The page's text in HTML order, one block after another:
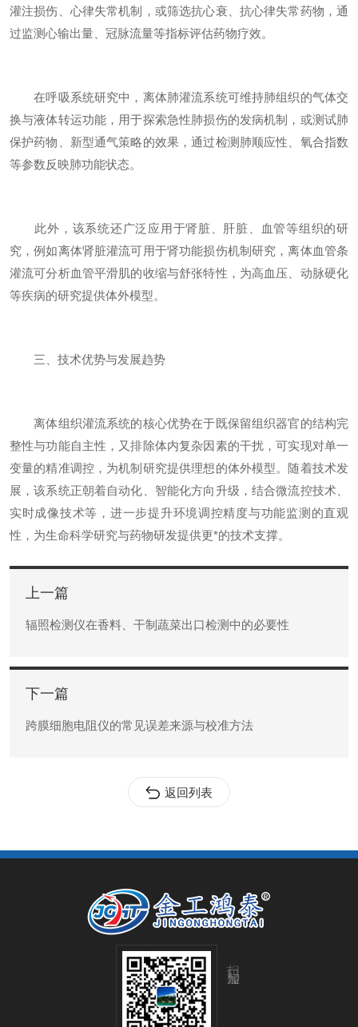
灌注损伤、心律失常机制，或筛选抗心衰、抗心律失常药物，通
过监测心输出量、冠脉流量等指标评估药物疗效。
在呼吸系统研究中，离体肺灌流系统可维持肺组织的气体交
换与液体转运功能，用于探索急性肺损伤的发病机制，或测试肺
保护药物、新型通气策略的效果，通过检测肺顺应性、氧合指数
等参数反映肺功能状态。
此外，该系统还广泛应用于肾脏、肝脏、血管等组织的研
究，例如离体肾脏灌流可用于肾功能损伤机制研究，离体血管条
灌流可分析血管平滑肌的收缩与舒张特性，为高血压、动脉硬化
等疾病的研究提供体外模型。
三、技术优势与发展趋势
离体组织灌流系统的核心优势在于既保留组织器官的结构完
整性与功能自主性，又排除体内复杂因素的干扰，可实现对单一
变量的精准调控，为机制研究提供理想的体外模型。随着技术发
展，该系统正朝着自动化、智能化方向升级，结合微流控技术、
实时成像技术等，进一步提升环境调控精度与功能监测的直观
性，为生命科学研究与药物研发提供更*的技术支撑。
上一篇
辐照检测仪在香料、干制蔬菜出口检测中的必要性
下一篇
跨膜细胞电阻仪的常见误差来源与校准方法
返回列表
扫码加微信